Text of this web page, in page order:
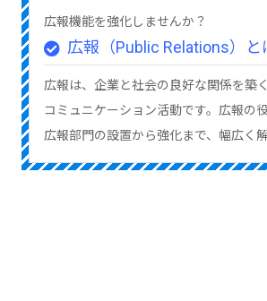
広報機能を強化しませんか？
広報（Public Relations）と
広報は、企業と社会の良好な関係を築
コミュニケーション活動です。広報の
広報部門の設置から強化まで、幅広く解